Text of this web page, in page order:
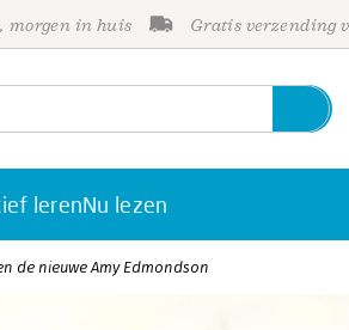
morgen in huis Gratis verzending
lerenNu lezen
de nieuwe Amy Edmondson